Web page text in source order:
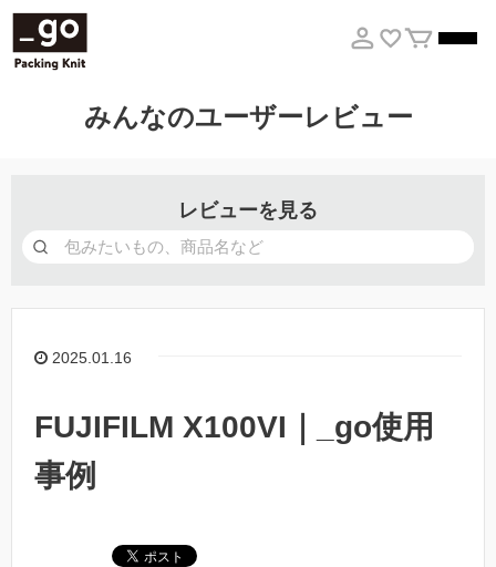
みんなのユーザーレビュー
レビューを見る
2025.01.16
FUJIFILM X100VI｜_go使用
事例